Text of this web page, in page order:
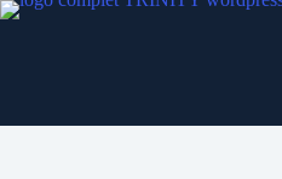
Passer